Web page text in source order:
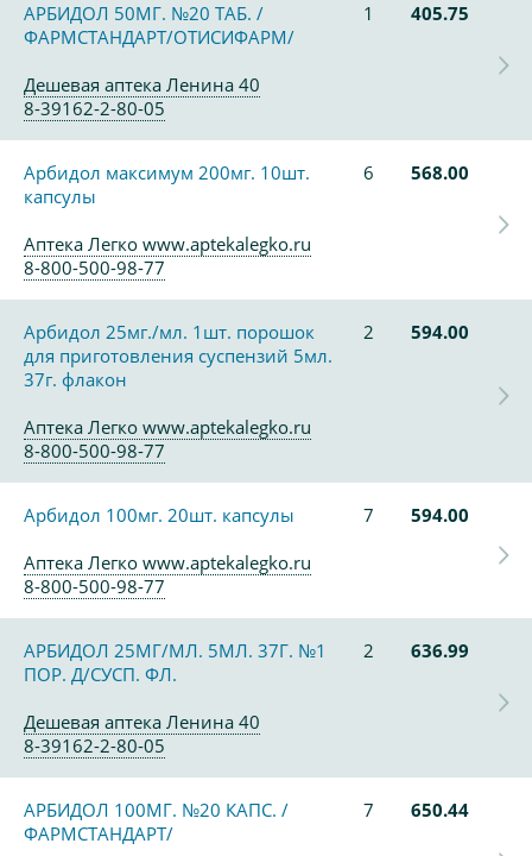
АРБИДОЛ 50МГ. №20 ТАБ. /
ФАРМСТАНДАРТ/ОТИСИФАРМ/
1 405.75
Дешевая аптека Ленина 40
8-39162-2-80-05
Арбидол максимум 200мг. 10шт.
капсулы
6 568.00
Аптека Легко www.aptekalegko.ru
8-800-500-98-77
Арбидол 25мг./мл. 1шт. порошок
для приготовления суспензий 5мл.
37г. флакон
2 594.00
Аптека Легко www.aptekalegko.ru
8-800-500-98-77
Арбидол 100мг. 20шт. капсулы 7
594.00
Аптека Легко www.aptekalegko.ru
8-800-500-98-77
АРБИДОЛ 25МГ/МЛ. 5МЛ. 37Г. №1
ПОР. Д/СУСП. ФЛ.
2 636.99
Дешевая аптека Ленина 40
8-39162-2-80-05
АРБИДОЛ 100МГ. №20 КАПС. /
ФАРМСТАНДАРТ/
7 650.44